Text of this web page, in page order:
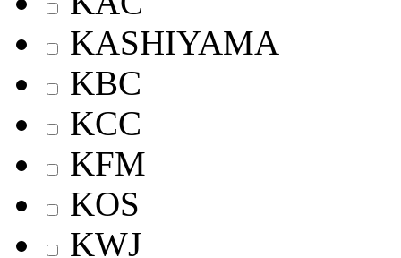
KASHIYAMA
KBC
KCC
KFM
KOS
KWJ